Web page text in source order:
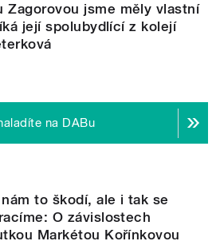
Zagorovou jsme měly vlastní
její spolubydlící z kolejí
na DABu
to škodí, ale i tak se
O závislostech
Markétou Kořínkovou